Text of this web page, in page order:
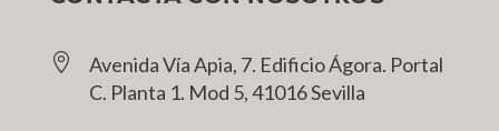

Avenida Vía Apia, 7. Edificio Ágora. Portal
C. Planta 1. Mod 5, 41016 Sevilla